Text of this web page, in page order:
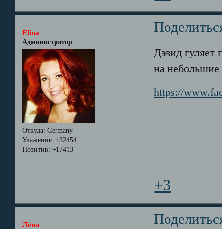
Elina
Администратор
Откуда: Germany
Уважение: +32454
Позитив: +17413
Дэвид гуляет
на небольшие
https://
+3
Лёна